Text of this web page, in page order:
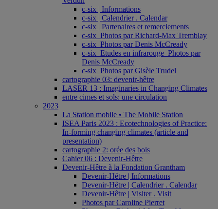
c-six | Informations
c-six | Calendrier . Calendar
c-six | Partenaires et remerciements
c-six_Photos par Richard-Max Tremblay
c-six_Photos par Denis McCready
c-six_Etudes en infrarouge_Photos par
Denis McCready
c-six_Photos par Gisèle Trudel
cartographie 03: devenir-hêtre
LASER 13 : Imaginaries in Changing Climates
entre cimes et sols: une circulation
2023
La Station mobile • The Mobile Station
ISEA Paris 2023 : Ecotechnologies of Practice:
In-forming changing climates (article and
presentation)
cartographie 2: orée des bois
Cahier 06 : Devenir-Hêtre
Devenir-Hêtre à la Fondation Grantham
Devenir-Hêtre | Informations
Devenir-Hêtre | Calendrier . Calendar
Devenir-Hêtre | Visiter . Visit
Photos par Caroline Pierret